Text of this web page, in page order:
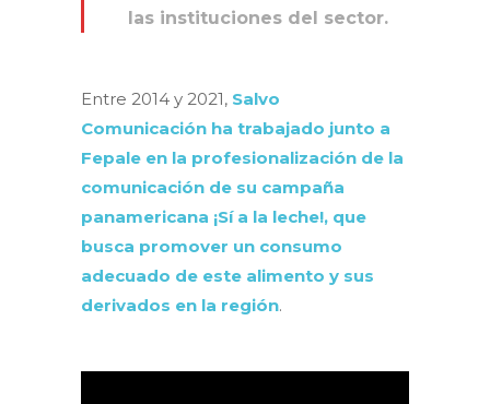
las instituciones del sector.
Entre 2014 y 2021, Salvo
Comunicación ha trabajado junto a
Fepale en la profesionalización de la
comunicación de su campaña
panamericana ¡Sí a la leche!, que
busca promover un consumo
adecuado de este alimento y sus
derivados en la región.